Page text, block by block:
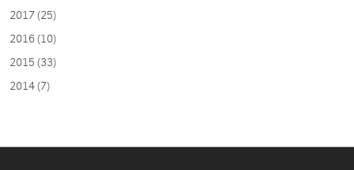
2017 (25)
2016 (10)
2015 (33)
2014 (7)